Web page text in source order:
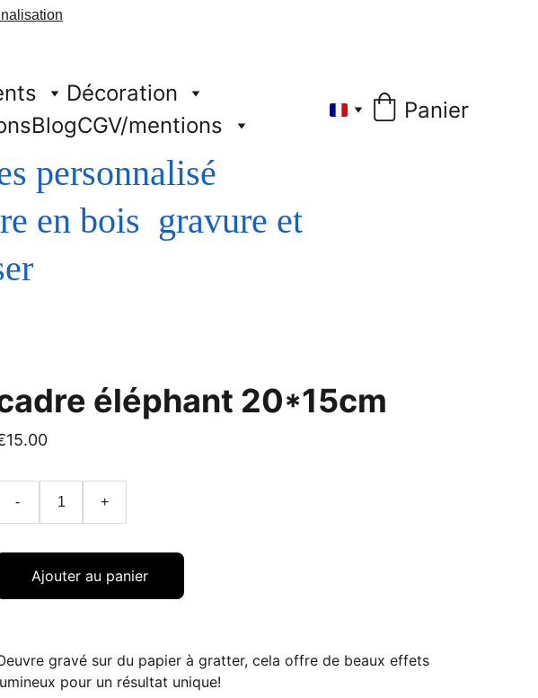
Décoration
BlogCGV/mentions
Panier
personnalisé
éléphant 20*15cm
- +
Ajouter au panier
gravé sur du papier à gratter, cela offre de beaux effets
pour un résultat unique!